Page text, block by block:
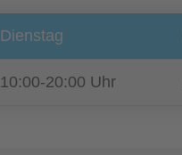
Dienstag
10:00-20:00 Uhr